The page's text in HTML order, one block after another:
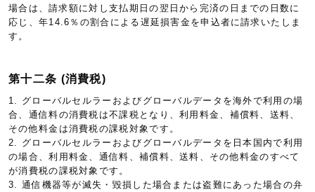
場合は、請求額に対し支払期日の翌日から完済の日までの日数に
応じ、年14.6％の割合による遅延損害金を申込者に請求いたしま
す。
第十二条 (消費税)
1. グローバルセルラーおよびグローバルデータを海外で利用の場
合、通信料の消費税は不課税となり、利用料金、補償料、送料、
その他料金は消費税の課税対象です。
2. グローバルセルラーおよびグローバルデータを日本国内で利用
の場合、利用料金、通信料、補償料、送料、その他料金のすべて
が消費税の課税対象です。
3. 通信機器等が滅失・毀損した場合または盗難にあった場合の弁